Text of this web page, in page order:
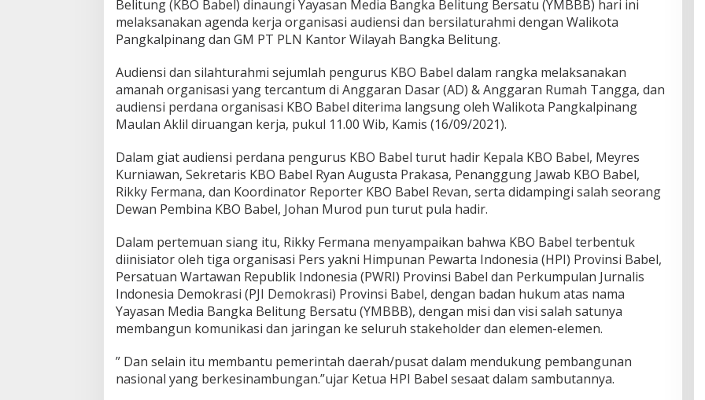
m
a
A
d
e
n
s
P
e
r
d
a
a
a
n
t
o
r
B
r
i
Belitung (KBO Babel) dinaungi Yayasan Media Bangka Belitung Bersatu (YMBBB) hari ini
melaksanakan agenda kerja organisasi audiensi dan bersilaturahmi dengan Walikota
Pangkalpinang dan GM PT PLN Kantor Wilayah Bangka Belitung.
Audiensi dan silahturahmi sejumlah pengurus KBO Babel dalam rangka melaksanakan
amanah organisasi yang tercantum di Anggaran Dasar (AD) & Anggaran Rumah Tangga, dan
audiensi perdana organisasi KBO Babel diterima langsung oleh Walikota Pangkalpinang
Maulan Aklil diruangan kerja, pukul 11.00 Wib, Kamis (16/09/2021).
Dalam giat audiensi perdana pengurus KBO Babel turut hadir Kepala KBO Babel, Meyres
Kurniawan, Sekretaris KBO Babel Ryan Augusta Prakasa, Penanggung Jawab KBO Babel,
Rikky Fermana, dan Koordinator Reporter KBO Babel Revan, serta didampingi salah seorang
Dewan Pembina KBO Babel, Johan Murod pun turut pula hadir.
Dalam pertemuan siang itu, Rikky Fermana menyampaikan bahwa KBO Babel terbentuk
diinisiator oleh tiga organisasi Pers yakni Himpunan Pewarta Indonesia (HPI) Provinsi Babel,
Persatuan Wartawan Republik Indonesia (PWRI) Provinsi Babel dan Perkumpulan Jurnalis
Indonesia Demokrasi (PJI Demokrasi) Provinsi Babel, dengan badan hukum atas nama
Yayasan Media Bangka Belitung Bersatu (YMBBB), dengan misi dan visi salah satunya
membangun komunikasi dan jaringan ke seluruh stakeholder dan elemen-elemen.
” Dan selain itu membantu pemerintah daerah/pusat dalam mendukung pembangunan
nasional yang berkesinambungan.”ujar Ketua HPI Babel sesaat dalam sambutannya.